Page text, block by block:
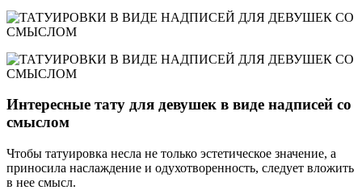
Интересные тату для девушек в виде надписей со
смыслом
Чтобы татуировка несла не только эстетическое значение, а
приносила наслаждение и одухотворенность, следует вложить
в нее смысл.